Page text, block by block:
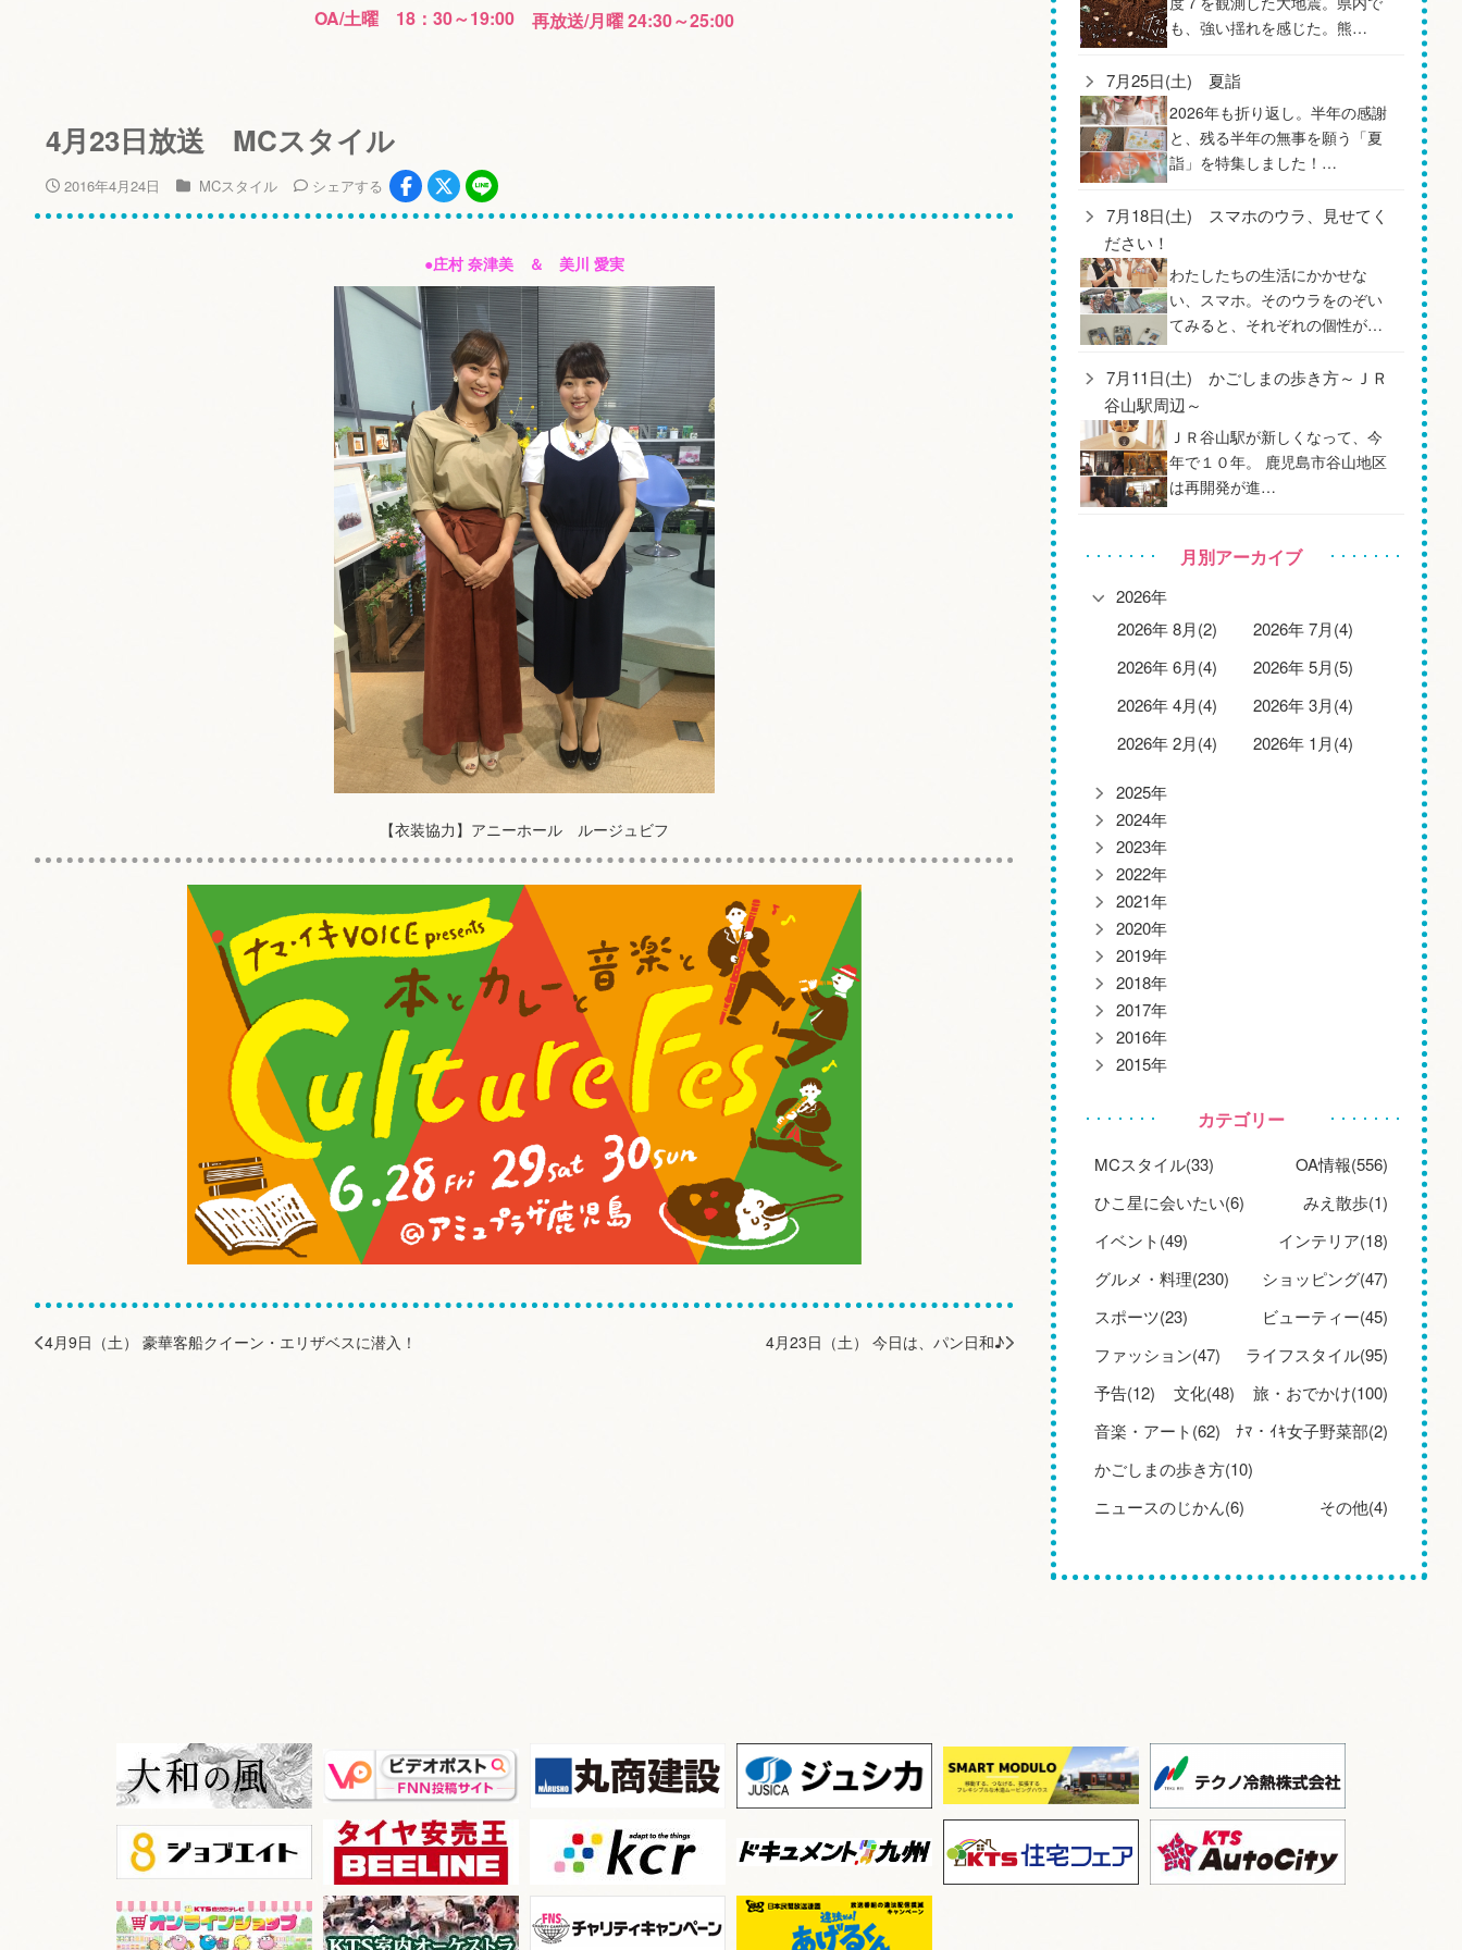
OA/土曜 18：30～19:00 再放送/月曜 24:30～25:00
4月23日放送 MCスタイル
2016年4月24日 MCスタイル シェアする
●庄村 奈津美 ＆ 美川 愛実
【衣装協力】アニーホール ルージュビフ
4月9日（土） 豪華客船クイーン・エリザベスに潜入！ 4月23日（土） 今日は、パン日和♪
も、強い揺れを感じた。熊…
7月25日(土) 夏詣
2026年も折り返し。半年の感謝
と、残る半年の無事を願う「夏
詣」を特集しました！…
7月18日(土) スマホのウラ、見せてく
ださい！
わたしたちの生活にかかせな
い、スマホ。そのウラをのぞい
てみると、それぞれの個性が…
7月11日(土) かごしまの歩き方～ＪＲ
谷山駅周辺～
ＪＲ谷山駅が新しくなって、今
年で１０年。 鹿児島市谷山地区
は再開発が進…
月別アーカイブ
2026年
2026年 8月(2)
2026年 7月(4)
2026年 6月(4)
2026年 5月(5)
2026年 4月(4)
2026年 3月(4)
2026年 2月(4)
2026年 1月(4)
2025年
2024年
2023年
2022年
2021年
2020年
2019年
2018年
2017年
2016年
2015年
カテゴリー
MCスタイル(33)
OA情報(556)
ひこ星に会いたい(6)
みえ散歩(1)
イベント(49)
インテリア(18)
グルメ・料理(230)
ショッピング(47)
スポーツ(23)
ビューティー(45)
ファッション(47)
ライフスタイル(95)
予告(12)
文化(48)
旅・おでかけ(100)
音楽・アート(62)
ﾅﾏ・ｲｷ女子野菜部(2)
かごしまの歩き方(10)
ニュースのじかん(6)
その他(4)